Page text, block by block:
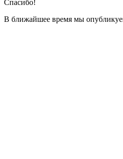
Спасибо!
В ближайшее время мы